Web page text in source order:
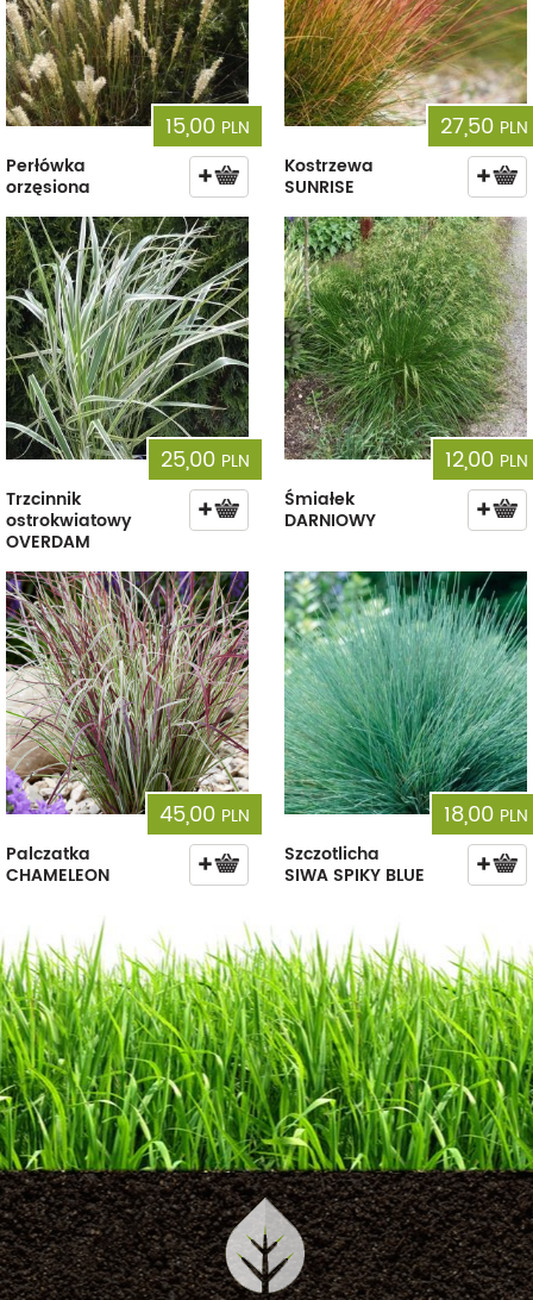
15,00 PLN
Perłówka
orzęsiona
27,50 PLN
Kostrzewa
SUNRISE
25,00 PLN
Trzcinnik
ostrokwiatowy
OVERDAM
12,00 PLN
Śmiałek
DARNIOWY
45,00 PLN
Palczatka
CHAMELEON
18,00 PLN
Szczotlicha
SIWA SPIKY BLUE